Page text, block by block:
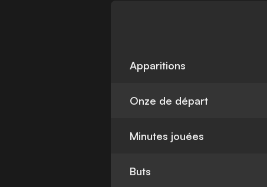
Apparitions
Onze de départ
Minutes jouées
Buts